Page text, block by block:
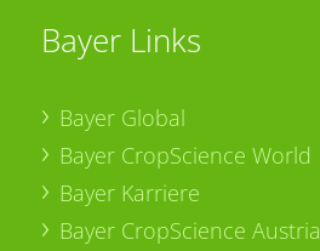
Bayer Links
Bayer Global
Bayer CropScience World
Bayer Karriere
Bayer CropScience Austria